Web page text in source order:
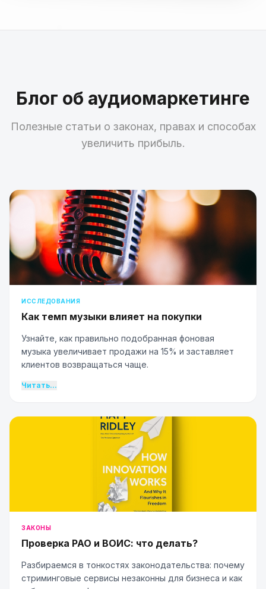
Блог об аудиомаркетинге
Полезные статьи о законах, правах и способах
увеличить прибыль.
ИССЛЕДОВАНИЯ
Как темп музыки влияет на покупки
Узнайте, как правильно подобранная фоновая
музыка увеличивает продажи на 15% и заставляет
клиентов возвращаться чаще.
Читать...
ЗАКОНЫ
Проверка РАО и ВОИС: что делать?
Разбираемся в тонкостях законодательства: почему
стриминговые сервисы незаконны для бизнеса и как